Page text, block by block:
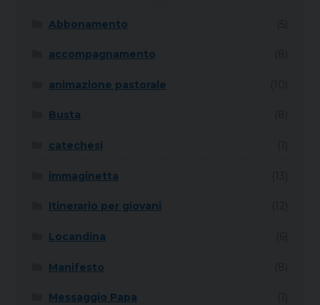
Abbonamento
accompagnamento
animazione pastorale
Busta
catechesi
immaginetta
Itinerario per giovani
Locandina
Manifesto
Messaggio Papa